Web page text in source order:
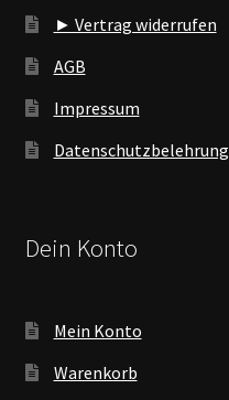
► Vertrag widerrufen
AGB
Impressum
Datenschutzbelehrung
Dein Konto
Mein Konto
Warenkorb